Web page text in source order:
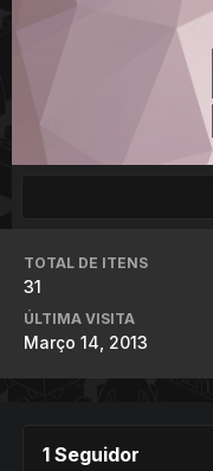
TOTAL DE ITENS
31
ÚLTIMA VISITA
Março 14, 2013
1 Seguidor